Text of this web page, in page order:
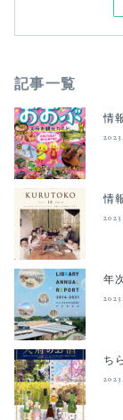
記事一覧
情
情
年
ち